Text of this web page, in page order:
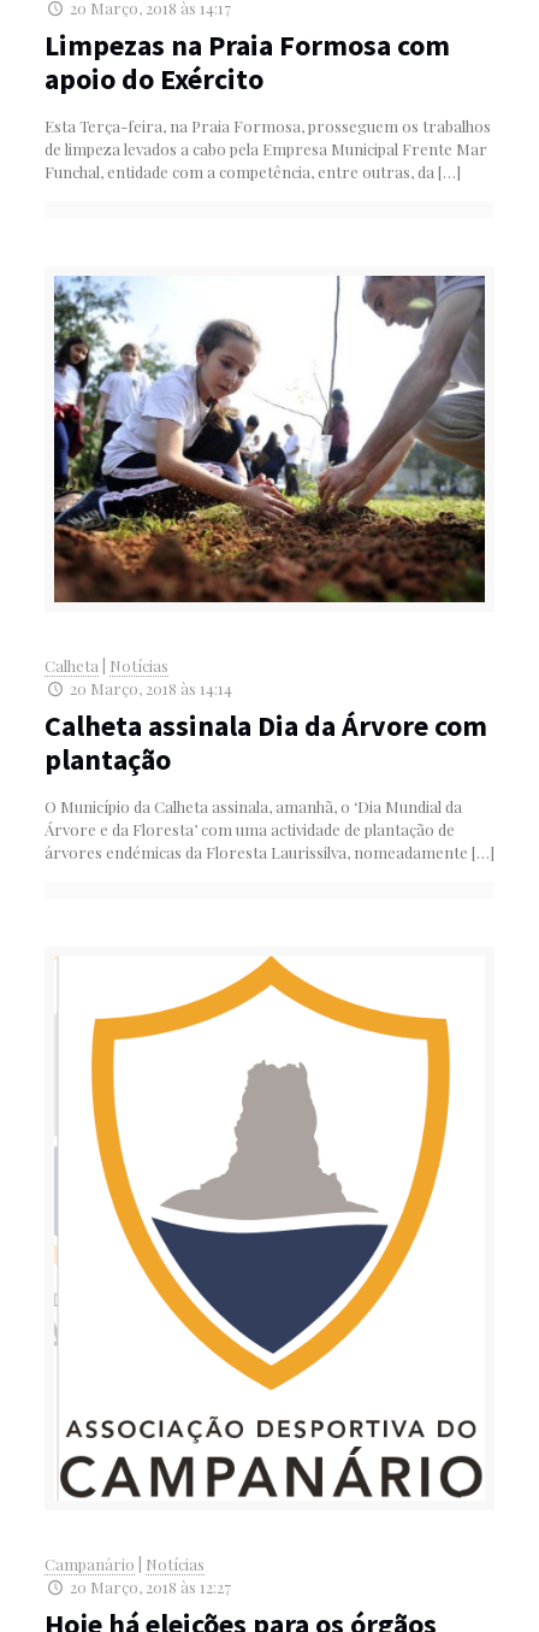
20 Março, 2018 às 14:17
Limpezas na Praia Formosa com
apoio do Exército
Esta Terça-feira, na Praia Formosa, prosseguem os trabalhos
de limpeza levados a cabo pela Empresa Municipal Frente Mar
Funchal, entidade com a competência, entre outras, da […]
Calheta
Notícias
20 Março, 2018 às 14:14
Calheta assinala Dia da Árvore com
plantação
O Município da Calheta assinala, amanhã, o ‘Dia Mundial da
Árvore e da Floresta’ com uma actividade de plantação de
árvores endémicas da Floresta Laurissilva, nomeadamente […]
Campanário
Notícias
20 Março, 2018 às 12:27
Hoje há eleições para os órgãos